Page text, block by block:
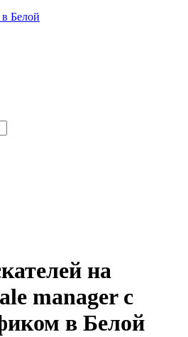
Белой
на
manager с
в Белой